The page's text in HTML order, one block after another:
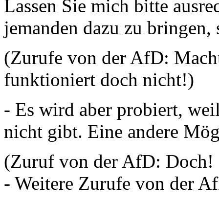
Lassen Sie mich bitte
jemanden dazu zu
(Zurufe von der AfD:
funktioniert doch nicht!)
- Es wird aber probiert,
nicht gibt. Eine andere
(Zuruf von der AfD: Doch!
- Weitere Zurufe von der